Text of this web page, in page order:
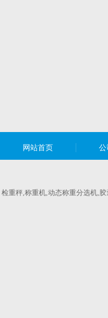
网站首页 公
检重秤,称重机,动态称重分选机,